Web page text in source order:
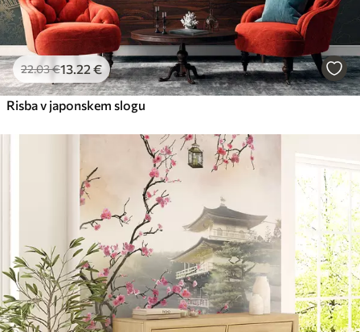
22.03€13 .22 €
Risba v japonskem slogu